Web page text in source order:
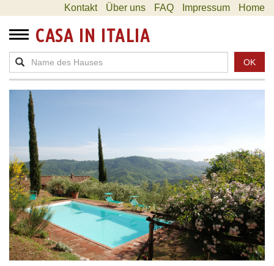
Kontakt Über uns FAQ Impressum Home
CASA IN ITALIA
OK